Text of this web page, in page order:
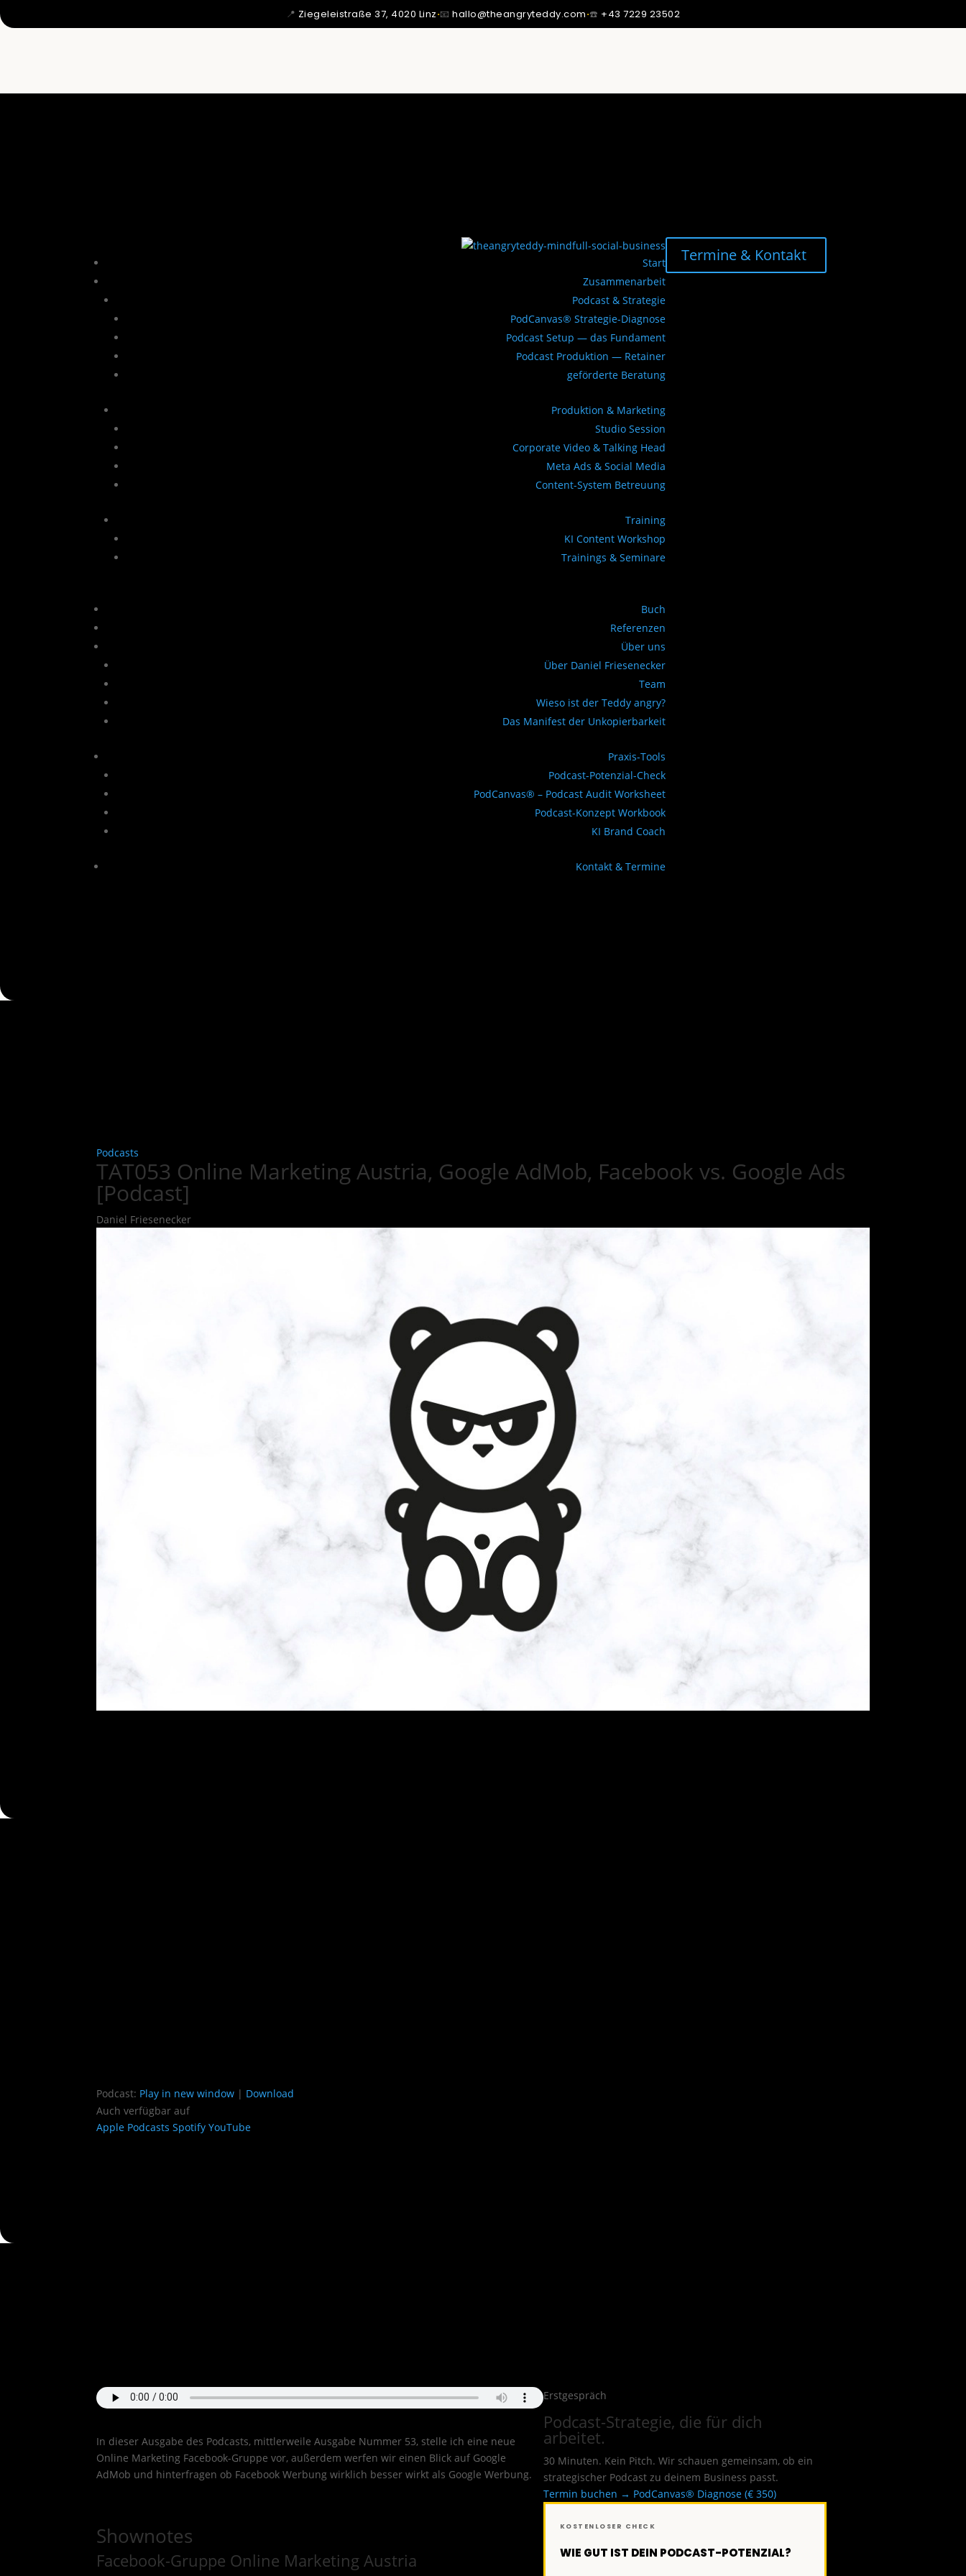
📍 Ziegeleistraße 37, 4020 Linz·📧hallo@theangryteddy.com·☎️ +43 7229 23502
Start
Zusammenarbeit
Podcast & Strategie
PodCanvas® Strategie-Diagnose
Podcast Setup — das Fundament
Podcast Produktion — Retainer
geförderte Beratung
Produktion & Marketing
Studio Session
Corporate Video & Talking Head
Meta Ads & Social Media
Content-System Betreuung
Training
KI Content Workshop
Trainings & Seminare
Buch
Referenzen
Über uns
Über Daniel Friesenecker
Team
Wieso ist der Teddy angry?
Das Manifest der Unkopierbarkeit
Praxis-Tools
Podcast-Potenzial-Check
PodCanvas® – Podcast Audit Worksheet
Podcast-Konzept Workbook
KI Brand Coach
Kontakt & Termine
Termine & Kontakt
Podcasts
TAT053 Online Marketing Austria, Google AdMob, Facebook vs. Google Ads
[Podcast]
Daniel Friesenecker
Podcast: Play in new window | Download
Auch verfügbar auf
Apple Podcasts Spotify YouTube
In dieser Ausgabe des Podcasts, mittlerweile Ausgabe Nummer 53, stelle ich eine neue
Online Marketing Facebook-Gruppe vor, außerdem werfen wir einen Blick auf Google
AdMob und hinterfragen ob Facebook Werbung wirklich besser wirkt als Google Werbung.
Shownotes
Facebook-Gruppe Online Marketing Austria
Erstgespräch
Podcast-Strategie, die für dich
arbeitet.
30 Minuten. Kein Pitch. Wir schauen gemeinsam, ob ein
strategischer Podcast zu deinem Business passt.
Termin buchen → PodCanvas® Diagnose (€ 350)
KOSTENLOSER CHECK
WIE GUT IST DEIN PODCAST-POTENZIAL?